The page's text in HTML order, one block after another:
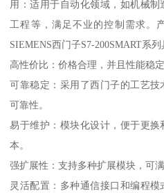
用：适用于自动化领域，如机械
工程等，满足不业的控制需求。
SIEMENS西门子S7-200SMART系列
高性价比：价格合理，并且性能稳
可靠稳定：采用了西门子的工艺
可靠性。
易于维护：模块化设计，便于更
本。
强扩展性：支持多种扩展模块，可
灵活配置：多种通信接口和编程